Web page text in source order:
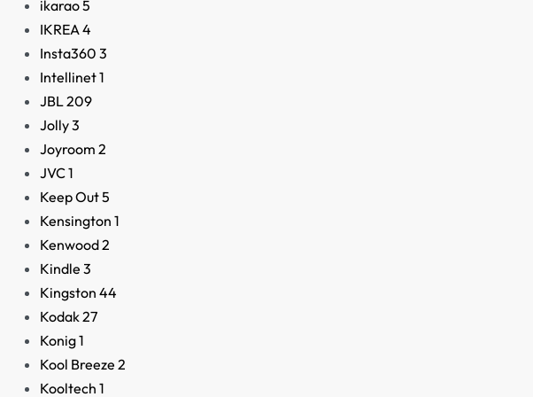
ikarao5
IKREA4
Insta360 3
Intellinet1
JBL209
Jolly3
Joyroom 2
JVC1
Keep Out5
Kensington 1
Kenwood2
Kindle 3
Kingston 44
Kodak27
Konig1
Kool Breeze 2
Kooltech 1